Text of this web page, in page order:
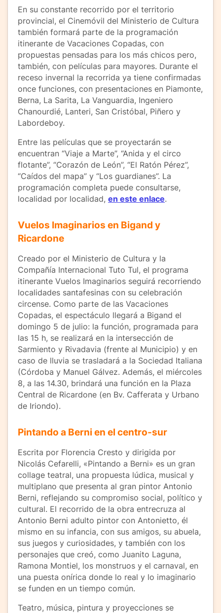
En su constante recorrido por el territorio
provincial, el Cinemóvil del Ministerio de Cultura
también formará parte de la programación
itinerante de Vacaciones Copadas, con
propuestas pensadas para los más chicos pero,
también, con películas para mayores. Durante el
receso invernal la recorrida ya tiene confirmadas
once funciones, con presentaciones en Piamonte,
Berna, La Sarita, La Vanguardia, Ingeniero
Chanourdié, Lanteri, San Cristóbal, Piñero y
Labordeboy.
Entre las películas que se proyectarán se
encuentran “Viaje a Marte”, “Anida y el circo
flotante”, “Corazón de León”, “El Ratón Pérez”,
“Caídos del mapa” y “Los guardianes”. La
programación completa puede consultarse,
localidad por localidad, en este enlace.
Vuelos Imaginarios en Bigand y
Ricardone
Creado por el Ministerio de Cultura y la
Compañía Internacional Tuto Tul, el programa
itinerante Vuelos Imaginarios seguirá recorriendo
localidades santafesinas con su celebración
circense. Como parte de las Vacaciones
Copadas, el espectáculo llegará a Bigand el
domingo 5 de julio: la función, programada para
las 15 h, se realizará en la intersección de
Sarmiento y Rivadavia (frente al Municipio) y en
caso de lluvia se trasladará a la Sociedad Italiana
(Córdoba y Manuel Gálvez. Además, el miércoles
8, a las 14.30, brindará una función en la Plaza
Central de Ricardone (en Bv. Cafferata y Urbano
de Iriondo).
Pintando a Berni en el centro-sur
Escrita por Florencia Cresto y dirigida por
Nicolás Cefarelli, «Pintando a Berni» es un gran
collage teatral, una propuesta lúdica, musical y
multiplano que presenta al gran pintor Antonio
Berni, reflejando su compromiso social, político y
cultural. El recorrido de la obra entrecruza al
Antonio Berni adulto pintor con Antonietto, él
mismo en su infancia, con sus amigos, su abuela,
sus juegos y curiosidades, y también con los
personajes que creó, como Juanito Laguna,
Ramona Montiel, los monstruos y el carnaval, en
una puesta onírica donde lo real y lo imaginario
se funden en un tiempo común.
Teatro, música, pintura y proyecciones se